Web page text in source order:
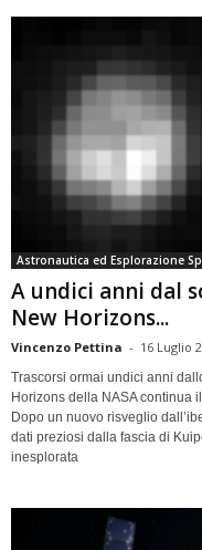
Astronautica ed Esplorazione
A undici anni dal
New Horizons...
Vincenzo Pettina - 16 Luglio
Trascorsi ormai undici anni
Horizons della NASA continua
Dopo un nuovo risveglio
dati preziosi dalla fascia di
inesplorata